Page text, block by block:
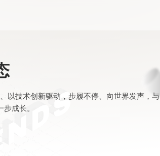
以技术创新驱动，步履不停、向世界发声，与
成长。